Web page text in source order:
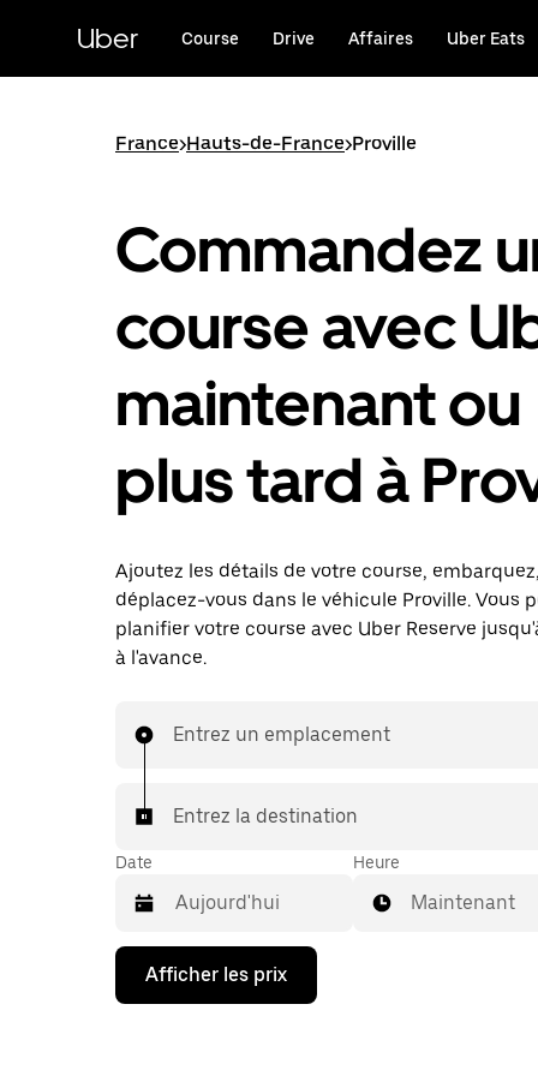
principal
Uber Course Drive Affaires Uber Eats
France>Hauts-de-France>Proville
Commandez
course avec
maintenant ou
plus tard à
Ajoutez les détails de votre course,
déplacez-vous dans le véhicule Proville. Vous
planifier votre course avec Uber Reserve
à l'avance.
Entrez un emplacement
Entrez la destination
Date
Appuyez
la
Heure
Maintenant
Afficher les prix